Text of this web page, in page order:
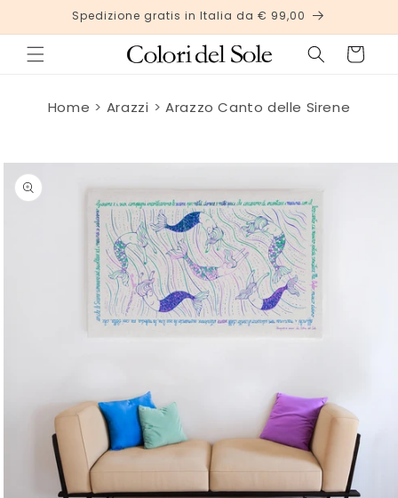
direttamente
ai contenuti
Spedizione gratis in Italia da € 99,00
Carrello
Home Arazzi
Arazzo Canto delle Sirene
sul
prodotto